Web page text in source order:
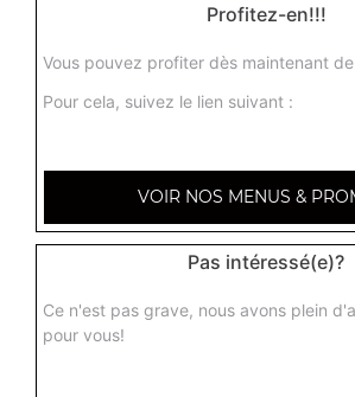
Profitez-en!!!
Vous pouvez profiter dès maintenant
Pour cela, suivez le lien suivant :
VOIR NOS MENUS &
Pas intéressé(e)?
Ce n'est pas grave, nous avons plein
pour vous!